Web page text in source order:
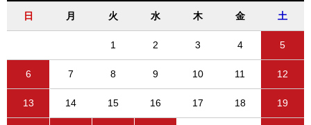
日 月 火 水 木 金 土
1 2 3 4 5
6 7 8 9 10 11 12
13 14 15 16 17 18 19